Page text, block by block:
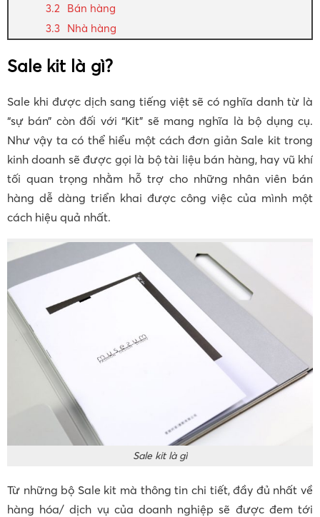
Bán hàng
Nhà hàng
Sale kit là gì?
Sale khi được dịch sang tiếng việt sẽ có nghĩa danh từ là
“sự bán” còn đối với “Kit” sẽ mang nghĩa là bộ dụng cụ.
Như vậy ta có thể hiểu một cách đơn giản Sale kit trong
kinh doanh sẽ được gọi là bộ tài liệu bán hàng, hay vũ khí
tối quan trọng nhằm hỗ trợ cho những nhân viên bán
hàng dễ dàng triển khai được công việc của mình một
cách hiệu quả nhất.
Sale kit là gì
Từ những bộ Sale kit mà thông tin chi tiết, đầy đủ nhất về
hàng hóa/ dịch vụ của doanh nghiệp sẽ được đem tới